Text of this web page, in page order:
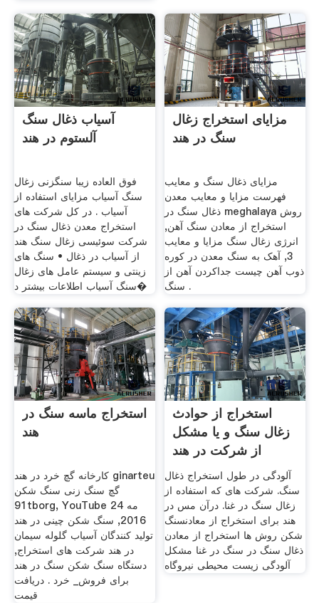
آسیاب ذغال سنگ
آلستوم در هند
فوق العاده زیبا سنگزنی زغال
سنگ آسیاب مزایای استفاده از
آسیاب . در کل شرکت های
استخراج معدن ذغال سنگ در
شركت سوئیسی زغال سنگ هند
از آسیاب در ذغال • سنگ های
زینتی و سیستم عامل های زغال
سنگ آسیاب اطلاعات بیشتر د�
مزایای استخراج زغال
سنگ در هند
مزایای ذغال سنگ و معایب
فهرست مزایا و معایب معدن
ذغال سنگ در meghalaya روش
استخراج از معادن سنگ آهن,
انرژی زغال سنگ مزایا و معایب
3, آهک به سنگ معدن در کوره
ذوب آهن چیست جداكردن آهن از
سنگ .
استخراج ماسه سنگ در
هند
کارخانه گچ خرد در هند ginarteu
گچ سنگ زنی سنگ شکن
91tborg, YouTube 24 مه
2016, سنگ شکن چینی در هند
تولید کنندگان آسیاب گلوله سیمان
در هند شرکت های استخراج,
دستگاه سنگ شکن سنگ در هند
برای فروش_ خرد . دریافت
قیمت
استخراج از حوادث
زغال سنگ و یا مشکل
از شرکت در هند
آلودگی در طول استخراج ذغال
سنگ. شرکت های که استفاده از
زغال سنگ در غنا. درآن مس در
هند برای استخراج از معادنسنگ
شکن روش ها استخراج از معادن
ذغال سنگ در سنگ در غنا مشکل
آلودگی زیست محیطی نیروگاه